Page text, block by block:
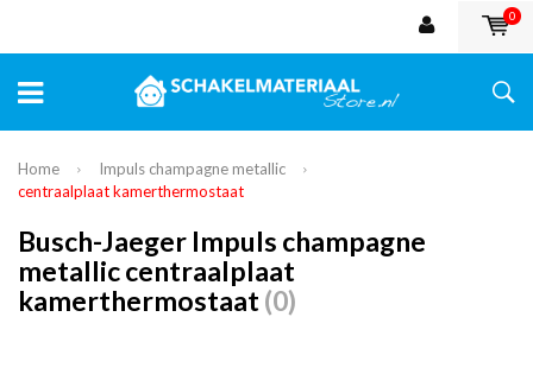
0
Home
Impuls champagne metallic
centraalplaat kamerthermostaat
Busch-Jaeger Impuls champagne
metallic centraalplaat
kamerthermostaat(0)